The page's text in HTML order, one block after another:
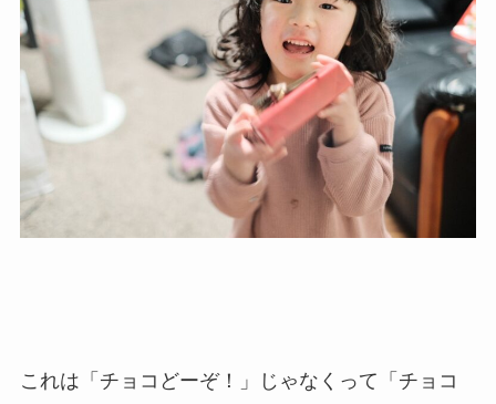
これは「チョコどーぞ！」じゃなくって「チョコ